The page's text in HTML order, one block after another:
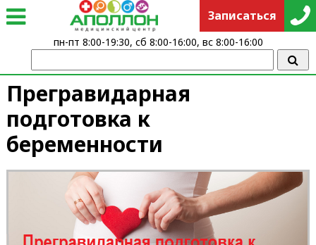
Прегравидарная
подготовка к
беременности
Записаться
пн-пт 8:00-19:30, сб 8:00-16:00, вс 8:00-16:00